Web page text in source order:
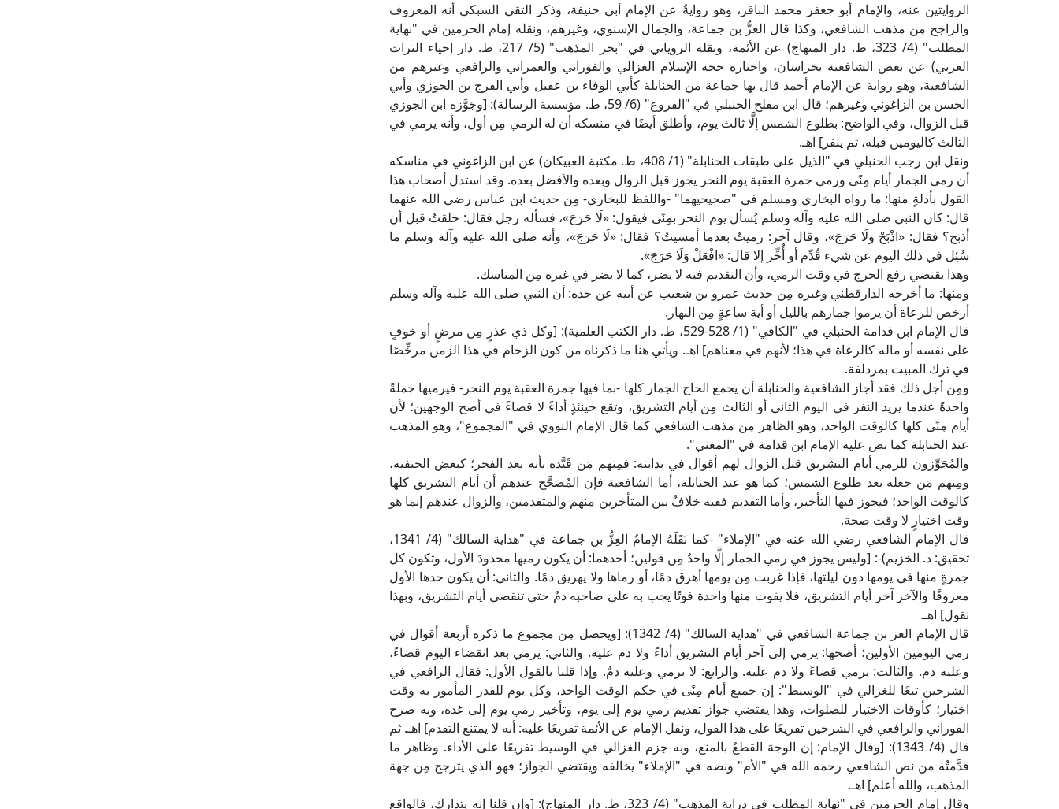
الروايتين عنه، والإمام أبو جعفر محمد الباقر، وهو روايةٌ عن الإمام أبي حنيفة، وذكر التقي السبكي أنه المعروف
والراجح مِن مذهب الشافعي، وكذا قال العزُّ بن جماعة، والجمال الإسنوي، وغيرهم، ونقله إمام الحرمين في "نهاية
المطلب" (4/ 323، ط. دار المنهاج) عن الأئمة، ونقله الروياني في "بحر المذهب" (5/ 217، ط. دار إحياء التراث
العربي) عن بعض الشافعية بخراسان، واختاره حجة الإسلام الغزالي والفوراني والعمراني والرافعي وغيرهم من
الشافعية، وهو رواية عن الإمام أحمد قال بها جماعة من الحنابلة كأبي الوفاء بن عقيل وأبي الفرج بن الجوزي وأبي
الحسن بن الزاغوني وغيرهم؛ قال ابن مفلح الحنبلي في "الفروع" (6/ 59، ط. مؤسسة الرسالة): [وجَوَّزه ابن الجوزي
قبل الزوال، وفي الواضح: بطلوع الشمس إلَّا ثالث يوم، وأطلق أيضًا في منسكه أن له الرمي مِن أول، وأنه يرمي في
الثالث كاليومين قبله، ثم ينفر] اهـ.
ونقل ابن رجب الحنبلي في "الذيل على طبقات الحنابلة" (1/ 408، ط. مكتبة العبيكان) عن ابن الزاغوني في مناسكه
أن رمي الجمار أيام مِنًى ورمي جمرة العقبة يوم النحر يجوز قبل الزوال وبعده والأفضل بعده. وقد استدل أصحاب هذا
القول بأدلةٍ منها: ما رواه البخاري ومسلم في "صحيحيهما" -واللفظ للبخاري- مِن حديث ابن عباس رضي الله عنهما
قال: كان النبي صلى الله عليه وآله وسلم يُسأل يوم النحر بمِنًى فيقول: «لَا حَرَجَ»، فسأله رجل فقال: حلقتُ قبل أن
أذبح؟ فقال: «اذْبَحْ ولَا حَرَجَ»، وقال آخر: رميتُ بعدما أمسيتُ؟ فقال: «لَا حَرَجَ»، وأنه صلى الله عليه وآله وسلم ما
سُئِل في ذلك اليوم عن شيء قُدِّم أو أُخِّر إلا قال: «افْعَلْ وَلَا حَرَجَ».
وهذا يقتضي رفع الحرج في وقت الرمي، وأن التقديم فيه لا يضر، كما لا يضر في غيره مِن المناسك.
ومنها: ما أخرجه الدارقطني وغيره مِن حديث عمرو بن شعيب عن أبيه عن جده: أن النبي صلى الله عليه وآله وسلم
أرخص للرعاة أن يرموا جمارهم بالليل أو أية ساعةٍ مِن النهار.
قال الإمام ابن قدامة الحنبلي في "الكافي" (1/ 528-529، ط. دار الكتب العلمية): [وكل ذي عذرٍ مِن مرضٍ أو خوفٍ
على نفسه أو ماله كالرعاة في هذا؛ لأنهم في معناهم] اهـ. ويأتي هنا ما ذكرناه من كون الزحام في هذا الزمن مرخِّصًا
في ترك المبيت بمزدلفة.
ومِن أجل ذلك فقد أجاز الشافعية والحنابلة أن يجمع الحاج الجمار كلها -بما فيها جمرة العقبة يوم النحر- فيرميها جملةً
واحدةً عندما يريد النفر في اليوم الثاني أو الثالث مِن أيام التشريق، وتقع حينئذٍ أداءً لا قضاءً في أصح الوجهين؛ لأن
أيام مِنًى كلها كالوقت الواحد، وهو الظاهر مِن مذهب الشافعي كما قال الإمام النووي في "المجموع"، وهو المذهب
عند الحنابلة كما نص عليه الإمام ابن قدامة في "المغني".
والمُجَوِّزون للرمي أيام التشريق قبل الزوال لهم أقوال في بدايته: فمِنهم مَن قَيَّده بأنه بعد الفجر؛ كبعض الحنفية،
ومِنهم مَن جعله بعد طلوع الشمس؛ كما هو عند الحنابلة، أما الشافعية فإن المُصَحَّح عندهم أن أيام التشريق كلها
كالوقت الواحد؛ فيجوز فيها التأخير، وأما التقديم ففيه خلافٌ بين المتأخرين منهم والمتقدمين، والزوال عندهم إنما هو
وقت اختيارٍ لا وقت صحة.
قال الإمام الشافعي رضي الله عنه في "الإملاء" -كما نَقَلَهُ الإمامُ العِزُّ بن جماعة في "هداية السالك" (4/ 1341،
تحقيق: د. الخزيم)-: [وليس يجوز في رمي الجمار إلَّا واحدٌ مِن قولين؛ أحدهما: أن يكون رميها محدودَ الأول، وتكون كل
جمرةٍ منها في يومها دون ليلتها، فإذا غربت مِن يومها أهرق دمًا، أو رماها ولا يهريق دمًا. والثاني: أن يكون حدها الأول
معروفًا والآخر آخر أيام التشريق، فلا يفوت منها واحدة فوتًا يجب به على صاحبه دمٌ حتى تنقضي أيام التشريق، وبهذا
نقول] اهـ.
قال الإمام العز بن جماعة الشافعي في "هداية السالك" (4/ 1342): [ويحصل مِن مجموع ما ذكره أربعة أقوال في
رمي اليومين الأولين؛ أصحها: يرمي إلى آخر أيام التشريق أداءً ولا دم عليه. والثاني: يرمي بعد انقضاء اليوم قضاءً،
وعليه دم. والثالث: يرمي قضاءً ولا دم عليه. والرابع: لا يرمي وعليه دمٌ. وإذا قلنا بالقول الأول: فقال الرافعي في
الشرحين تبعًا للغزالي في "الوسيط": إن جميع أيام مِنًى في حكم الوقت الواحد، وكل يوم للقدر المأمور به وقت
اختيار؛ كأوقات الاختيار للصلوات، وهذا يقتضي جواز تقديم رمي يوم إلى يوم، وتأخير رمي يوم إلى غده، وبه صرح
الفوراني والرافعي في الشرحين تفريعًا على هذا القول، ونقل الإمام عن الأئمة تفريعًا عليه: أنه لا يمتنع التقدم] اهـ. ثم
قال (4/ 1343): [وقال الإمام: إن الوجهَ القطعُ بالمنع، وبه جزم الغزالي في الوسيط تفريعًا على الأداء. وظاهر ما
قدَّمتُه من نص الشافعي رحمه الله في "الأم" ونصه في "الإملاء" يخالفه ويقتضي الجواز؛ فهو الذي يترجح مِن جهة
المذهب، والله أعلم] اهـ.
وقال إمام الحرمين في "نهاية المطلب في دراية المذهب" (4/ 323، ط. دار المنهاج): [وإن قلنا إنه يتدارك، فالواقع